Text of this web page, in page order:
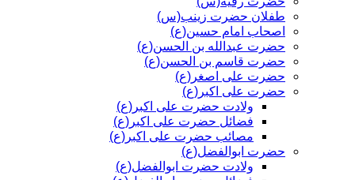
طفلان حضرت زینب(س)
اصحاب امام حسین(ع)
حضرت عبدالله بن الحسن(ع)
حضرت قاسم بن الحسن(ع)
حضرت علی اصغر(ع)
حضرت علی اکبر(ع)
ولادت حضرت علی اکبر(ع)
فضائل حضرت علی اکبر(ع)
مصائب حضرت علی اکبر(ع)
حضرت ابوالفضل(ع)
ولادت حضرت ابوالفضل(ع)